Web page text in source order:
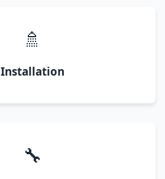
🚿
Installation
🔧